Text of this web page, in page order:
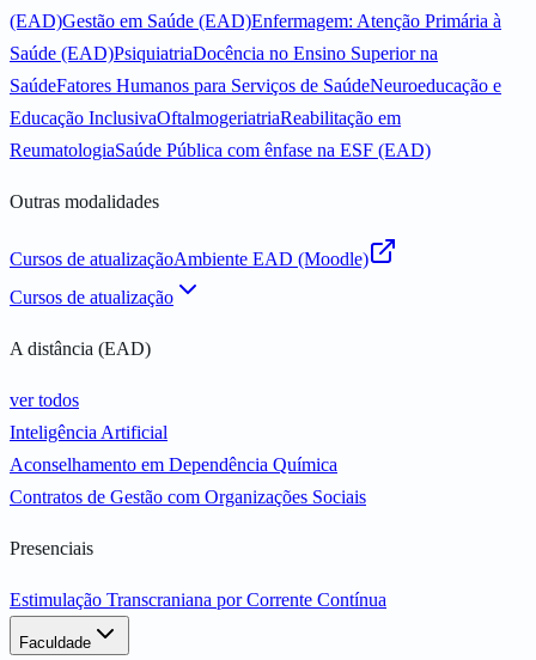
(EAD)Gestão em Saúde (EAD)Enfermagem: Atenção Primária à
Saúde (EAD)PsiquiatriaDocência no Ensino Superior na
SaúdeFatores Humanos para Serviços de SaúdeNeuroeducação e
Educação InclusivaOftalmogeriatriaReabilitação em
ReumatologiaSaúde Pública com ênfase na ESF (EAD)
Outras modalidades
Cursos de atualizaçãoAmbiente EAD (Moodle)
Cursos de atualização
A distância (EAD)
ver todos
Inteligência Artificial
Aconselhamento em Dependência Química
Contratos de Gestão com Organizações Sociais
Presenciais
Estimulação Transcraniana por Corrente Contínua
Faculdade